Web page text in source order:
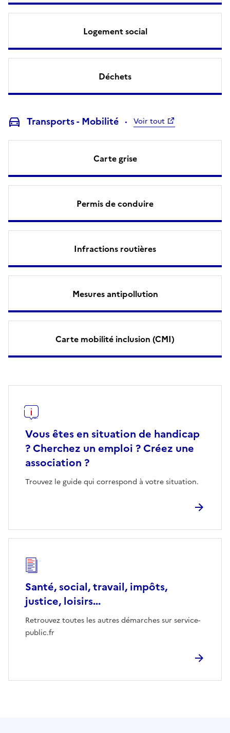
Logement social
Déchets
Transports - Mobilité Voir tout
Carte grise
Permis de conduire
Infractions routières
Mesures antipollution
Carte mobilité inclusion (CMI)
Vous êtes en situation de handicap
? Cherchez un emploi ? Créez une
association ?
Trouvez le guide qui correspond à votre situation.
Santé, social, travail, impôts,
justice, loisirs...
Retrouvez toutes les autres démarches sur service-
public.fr